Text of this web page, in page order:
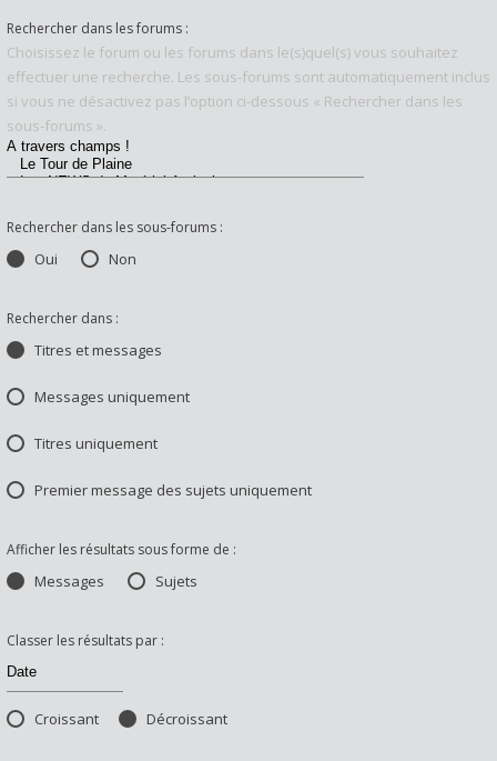
Rechercher dans les forums :
Choisissez le forum ou les forums dans le(s)quel(s) vous souhaitez
effectuer une recherche. Les sous-forums sont automatiquement inclus
si vous ne désactivez pas l’option ci-dessous « Rechercher dans les
sous-forums ».
Rechercher dans les sous-forums :
Oui Non
Rechercher dans :
Titres et messages
Messages uniquement
Titres uniquement
Premier message des sujets uniquement
Afficher les résultats sous forme de :
Messages Sujets
Classer les résultats par :
Croissant Décroissant